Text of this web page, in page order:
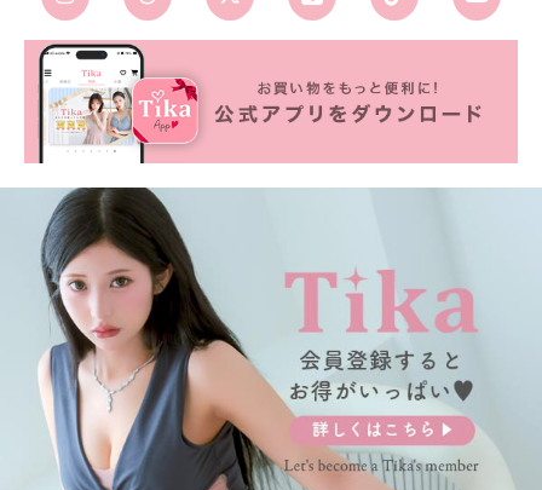
■カラーバリエーション